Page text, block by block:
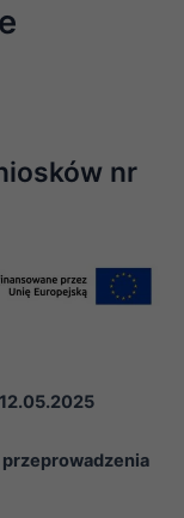
nr
przeprowadzenia